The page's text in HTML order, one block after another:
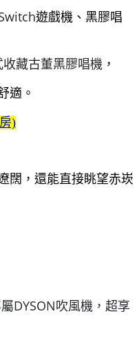
遊戲機、黑膠唱
收藏古董黑膠唱機 ，
適。
)
闊，還能直接眺望赤崁
DYSON吹風機，超享